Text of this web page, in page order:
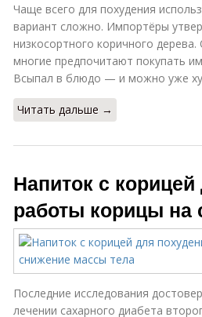
Чаще всего для похудения
вариант сложно. Импортёры
низкосортного коричного
многие предпочитают покупать
Всыпал в блюдо — и можно уже
Читать дальше →
Напиток с
работы корицы на
Последние исследования
лечении сахарного диабета